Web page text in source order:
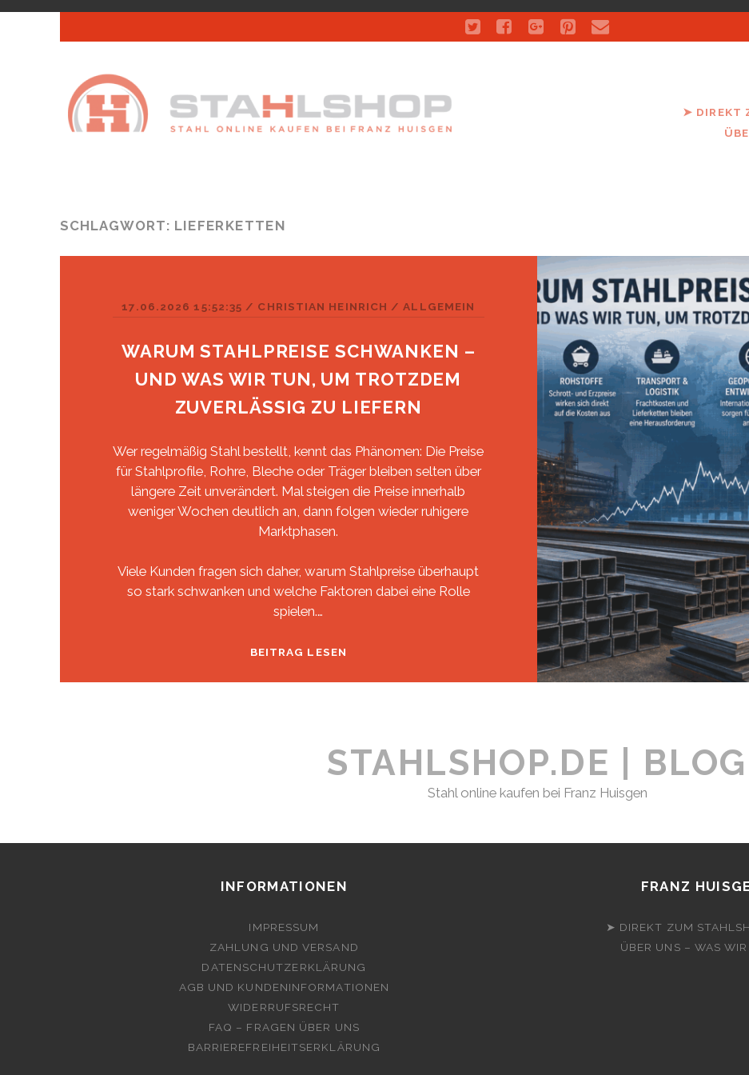
twitterfacebook
google-pinterest
email
➤ DIREKT
SCHLAGWORT: LIEFERKETTEN
17.06.2026 15:52:35 / CHRISTIAN HEINRICH /ALLGEMEIN
WARUM STAHLPREISE SCHWANKEN –
UND WAS WIR TUN, UM TROTZDEM
ZUVERLÄSSIG ZU LIEFERN
Wer regelmäßig Stahl bestellt, kennt das Phänomen: Die Preise
für Stahlprofile, Rohre, Bleche oder Träger bleiben selten über
längere Zeit unverändert. Mal steigen die Preise innerhalb
weniger Wochen deutlich an, dann folgen wieder ruhigere
Marktphasen.
Viele Kunden fragen sich daher, warum Stahlpreise überhaupt
so stark schwanken und welche Faktoren dabei eine Rolle
spielen.…
BEITRAG LESEN
WAS
WIR
LIEFERN
STAHLSHOP.DE | BLOG
Stahl online kaufen bei Franz Huisgen
INFORMATIONEN
IMPRESSUM
ZAHLUNG UND VERSAND
DATENSCHUTZERKLÄRUNG
AGB UND KUNDENINFORMATIONEN
WIDERRUFSRECHT
FAQ – FRAGEN ÜBER UNS
BARRIEREFREIHEITSERKLÄRUNG
FRANZ
➤ DIREKT ZUM
ÜBER UNS – WAS